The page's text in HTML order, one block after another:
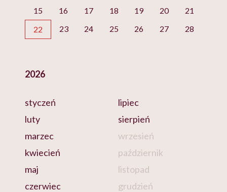
15
16 17 18 19 20
21
22
23 24 25 26 27 28
2026
styczeń
luty
marzec
kwiecień
maj
czerwiec
lipiec
sierpień
wrzesień
październik
listopad
grudzień